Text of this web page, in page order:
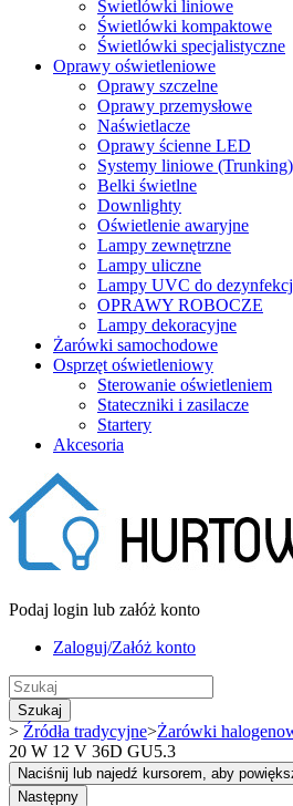
Świetlówki liniowe
Świetlówki kompaktowe
Świetlówki specjalistyczne
Oprawy oświetleniowe
Oprawy szczelne
Oprawy przemysłowe
Naświetlacze
Oprawy ścienne LED
Systemy liniowe (Trunking)
Belki świetlne
Downlighty
Oświetlenie awaryjne
Lampy zewnętrzne
Lampy uliczne
Lampy UVC do
OPRAWY ROBOCZE
Lampy dekoracyjne
Żarówki samochodowe
Osprzęt oświetleniowy
Sterowanie oświetleniem
Stateczniki i zasilacze
Startery
Akcesoria
Podaj login lub załóż konto
Zaloguj/Załóż konto
Szukaj
> Źródła tradycyjne>Żarówki
20 W 12 V 36D GU5.3
Naciśnij lub najedź kursorem, aby
Następny